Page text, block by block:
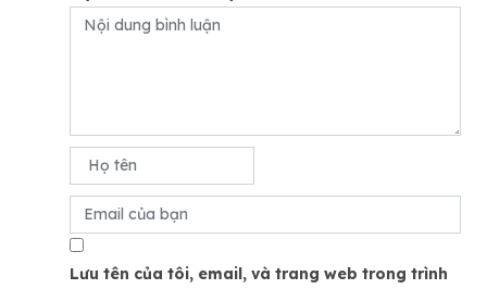
Lưu tên của tôi, email, và trang web trong trình